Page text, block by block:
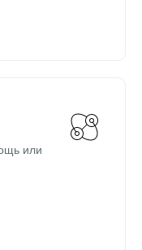
или